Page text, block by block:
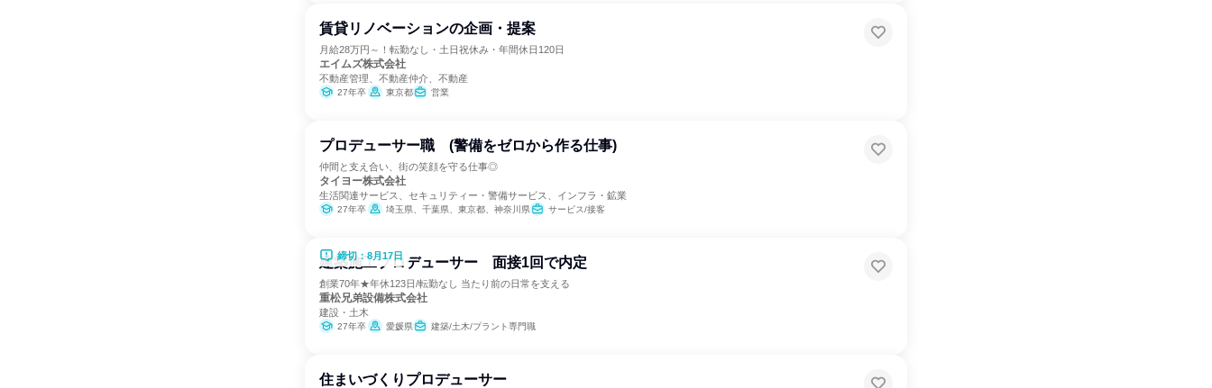
賃貸リノベーションの企画・提案
月給28万円～！転勤なし・土日祝休み・年間休日120日
エイムズ株式会社
不動産管理、不動産仲介、不動産
27年卒 東京都 営業
プロデューサー職 (警備をゼロから作る仕事)
仲間と支え合い、街の笑顔を守る仕事◎
タイヨー株式会社
生活関連サービス、セキュリティー・警備サービス、インフラ・鉱業
27年卒 埼玉県、千葉県、東京都、神奈川県 サービス/接客
締切：8月17日
建築施工プロデューサー 面接1回で内定
創業70年★年休123日/転勤なし 当たり前の日常を支える
重松兄弟設備株式会社
建設・土木
27年卒 愛媛県 建築/土木/プラント専門職
住まいづくりプロデューサー